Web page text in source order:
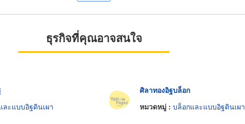
ธุรกิจที่คุณอาจสนใจ
ละแบบอิฐดินเผา
ศิลาทองอิฐบล็อก
หมวดหมู่ : บล็อกและแบบอิฐดินเผา